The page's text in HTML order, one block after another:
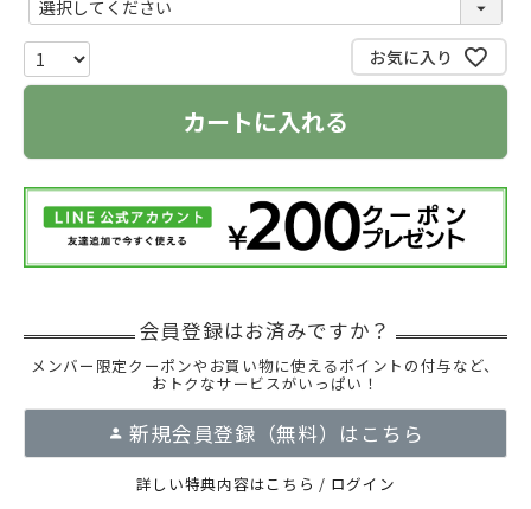
)
お気に入り
カートに入れる
メンバー限定クーポンやお買い物に使えるポイントの付与など、
おトクなサービスがいっぱい！
新規会員登録（無料）はこちら
詳しい特典内容はこちら / ログイン